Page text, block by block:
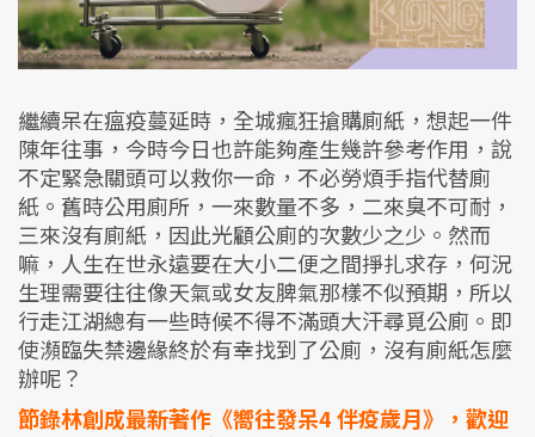
繼續呆在瘟疫蔓延時，全城瘋狂搶購廁紙，想起一件
陳年往事，今時今日也許能夠產生幾許參考作用，說
不定緊急關頭可以救你一命，不必勞煩手指代替廁
紙。舊時公用廁所，一來數量不多，二來臭不可耐，
三來沒有廁紙，因此光顧公廁的次數少之少。然而
嘛，人生在世永遠要在大小二便之間掙扎求存，何況
生理需要往往像天氣或女友脾氣那樣不似預期，所以
行走江湖總有一些時候不得不滿頭大汗尋覓公廁。即
使瀕臨失禁邊緣終於有幸找到了公廁，沒有廁紙怎麼
辦呢？
節錄林創成最新著作《嚮往發呆4 伴疫歲月》，歡迎